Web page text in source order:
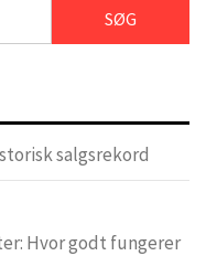
salgsrekord
Hvor godt fungerer